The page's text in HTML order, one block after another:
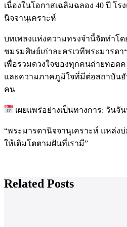
เนื่องในโอกาสเฉลิมฉลอง 40 ปี โร
นิจจานุเคราะห์
บทเพลงแห่งความทรงจำนี้จัดทำโด
ชมรมศิษย์เก่าละครเวทีพระมารดา
เพื่อรวมดวงใจของทุกคนถ่ายทอด
และความภาคภูมิใจที่มีต่อสถาบันอั
คน
เผยแพร่อย่างเป็นทางการ: วันจั
“พระมารดานิจจานุเคราะห์ แหล่ง
ให้เติมโตตามฝันที่เรามี”
Related Posts